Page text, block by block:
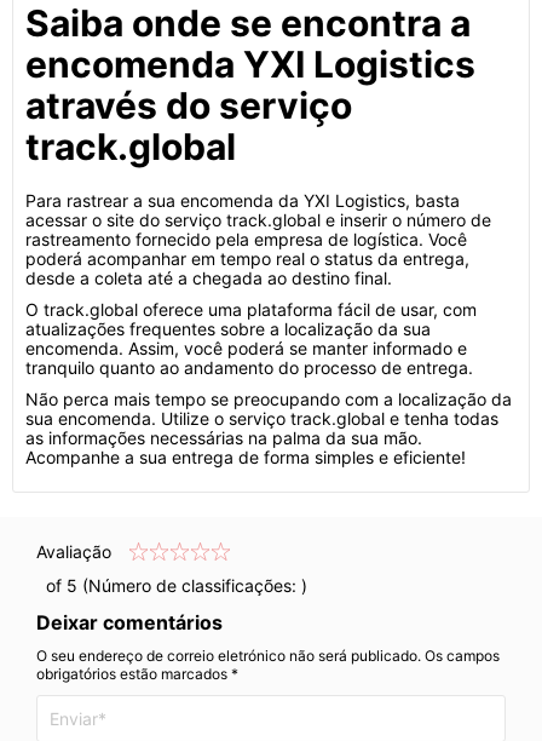
Saiba onde se encontra a
encomenda YXI Logistics
através do serviço
track.global
Para rastrear a sua encomenda da YXI Logistics, basta
acessar o site do serviço track.global e inserir o número de
rastreamento fornecido pela empresa de logística. Você
poderá acompanhar em tempo real o status da entrega,
desde a coleta até a chegada ao destino final.
O track.global oferece uma plataforma fácil de usar, com
atualizações frequentes sobre a localização da sua
encomenda. Assim, você poderá se manter informado e
tranquilo quanto ao andamento do processo de entrega.
Não perca mais tempo se preocupando com a localização da
sua encomenda. Utilize o serviço track.global e tenha todas
as informações necessárias na palma da sua mão.
Acompanhe a sua entrega de forma simples e eficiente!
Avaliação
of 5 (Número de classificações: )
Deixar comentários
O seu endereço de correio eletrónico não será publicado. Os campos
obrigatórios estão marcados *